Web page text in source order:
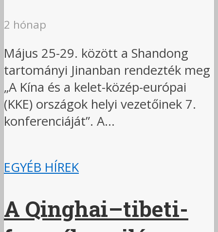
2 hónap
Május 25-29. között a Shandong
tartományi Jinanban rendezték meg
„A Kína és a kelet-közép-európai
(KKE) országok helyi vezetőinek 7.
konferenciáját”. A...
EGYÉB HÍREK
A Qinghai–tibeti-